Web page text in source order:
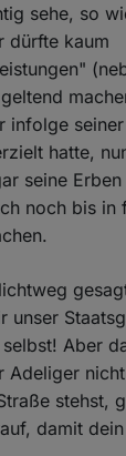
sehe, so
dürfte kaum
infolge
hatte,
seine
noch bis in
unser
selbst! Aber
Adeliger
stehst,
damit